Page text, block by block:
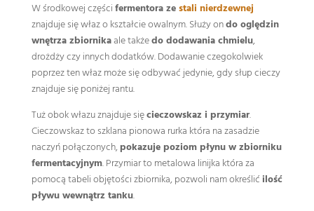
W środkowej częścifermentora zestali nierdzewnej
znajduje się właz o kształcie owalnym. Służy ondo oględzin
wnętrza zbiornikaale takżedo dodawania chmielu,
drożdży czy innych dodatków. Dodawanie czegokolwiek
poprzez ten właz może się odbywać jedynie, gdy słup cieczy
znajduje się poniżej rantu.
Tuż obok włazu znajduje sięcieczowskaz i przymiar.
Cieczowskaz to szklana pionowa rurka która na zasadzie
naczyń połączonych,pokazuje poziom płynu w zbiorniku
fermentacyjnym. Przymiar to metalowa linijka która za
pomocą tabeli objętości zbiornika, pozwoli nam określić ilość
pływu wewnątrz tanku.